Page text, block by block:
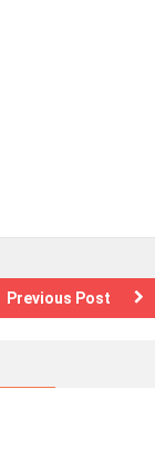
Previous Post